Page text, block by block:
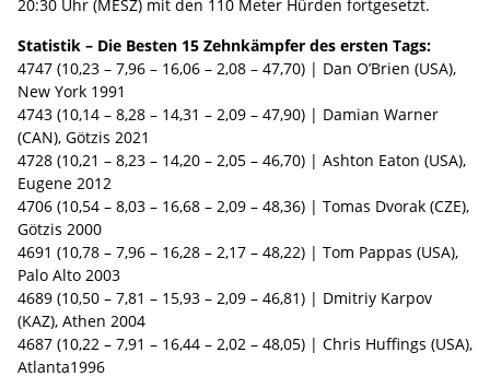
20:30 Uhr (MESZ) mit den 110 Meter Hürden fortgesetzt.
Statistik – Die Besten 15 Zehnkämpfer des ersten Tags:
4747 (10,23 – 7,96 – 16,06 – 2,08 – 47,70) | Dan O’Brien (USA),
New York 1991
4743 (10,14 – 8,28 – 14,31 – 2,09 – 47,90) | Damian Warner
(CAN), Götzis 2021
4728 (10,21 – 8,23 – 14,20 – 2,05 – 46,70) | Ashton Eaton (USA),
Eugene 2012
4706 (10,54 – 8,03 – 16,68 – 2,09 – 48,36) | Tomas Dvorak (CZE),
Götzis 2000
4691 (10,78 – 7,96 – 16,28 – 2,17 – 48,22) | Tom Pappas (USA),
Palo Alto 2003
4689 (10,50 – 7,81 – 15,93 – 2,09 – 46,81) | Dmitriy Karpov
(KAZ), Athen 2004
4687 (10,22 – 7,91 – 16,44 – 2,02 – 48,05) | Chris Huffings (USA),
Atlanta1996